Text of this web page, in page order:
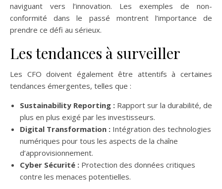
naviguant vers l’innovation. Les exemples de non-
conformité dans le passé montrent l’importance de
prendre ce défi au sérieux.
Les tendances à surveiller
Les CFO doivent également être attentifs à certaines
tendances émergentes, telles que :
Sustainability Reporting : Rapport sur la durabilité, de
plus en plus exigé par les investisseurs.
Digital Transformation : Intégration des technologies
numériques pour tous les aspects de la chaîne
d’approvisionnement.
Cyber Sécurité : Protection des données critiques
contre les menaces potentielles.